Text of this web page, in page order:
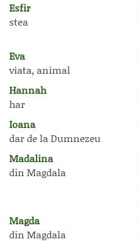
Esfir
stea
Eva
viata, animal
Hannah
har
Ioana
dar de la Dumnezeu
Madalina
din Magdala
Magda
din Magdala